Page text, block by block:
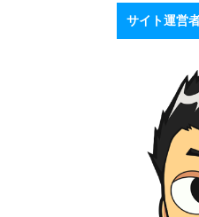
サイト運営